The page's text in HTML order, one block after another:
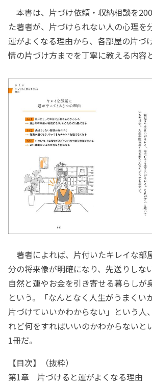
本書は、片づけ依頼・収納相談を
た著者が、片づけられない人の心理を
運がよくなる理由から、各部屋の片づ
情の片づけ方までを丁寧に教える内容
著者によれば、片付いたキレイな部
分の将来像が明確になり、先送りしな
自然と運やお金を引き寄せる暮らしが
という。「なんとなく人生がうまくい
片づけていいかわからない」という人
れど何をすればいいのかわからないと
1冊だ。
【目次】（抜粋）
第1章 片づけると運がよくなる理由